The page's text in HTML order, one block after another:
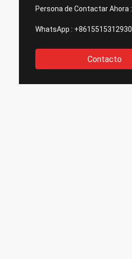
Persona de Contactar Ahora :
WhatsApp : +8615515312930
Contacto